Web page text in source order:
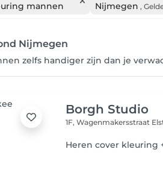
mannen Nijmegen ,
Nijmegen
zelfs handiger zijn dan je
Borgh Studio
1F, Wagenmakersstraat
Heren cover kleuring